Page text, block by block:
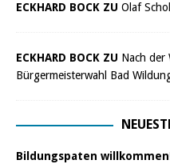
ECKHARD BOCK ZU Olaf
ECKHARD BOCK ZU Nach der
Bürgermeisterwahl Bad
Bildungspaten